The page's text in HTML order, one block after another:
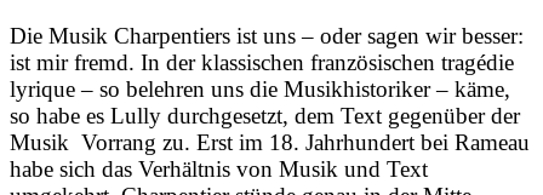
Die Musik Charpentiers ist uns – oder sagen wir besser:
ist mir fremd. In der klassischen französischen tragédie
lyrique – so belehren uns die Musikhistoriker – käme,
so habe es Lully durchgesetzt, dem Text gegenüber der
Musik Vorrang zu. Erst im 18. Jahrhundert bei Rameau
habe sich das Verhältnis von Musik und Text